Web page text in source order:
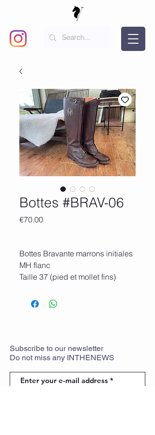
Bottes #BRAV-06
€70.00Price
Bottes Bravante marrons initiales
MH flanc
Taille 37 (pied et mollet fins)
Bottes d'occasion
Subscribe to our newsletter
Do not miss any INTHENEWS